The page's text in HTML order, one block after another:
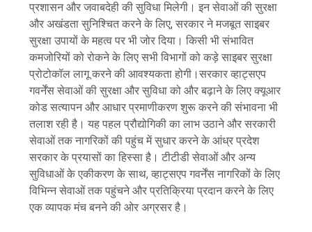
प्रशासन और जवाबदेही की सुविधा मिलेगी। इन सेवाओं की सुरक्षा
और अखंडता सुनिश्चित करने के लिए, सरकार ने मजबूत साइबर
सुरक्षा उपायों के महत्व पर भी जोर दिया। किसी भी संभावित
कमजोरियों को रोकने के लिए सभी विभागों को कड़े साइबर सुरक्षा
प्रोटोकॉल लागू करने की आवश्यकता होगी।सरकार व्हाट्सएप
गवर्नेंस सेवाओं की सुरक्षा और सुविधा को और बढ़ाने के लिए क्यूआर
कोड सत्यापन और आधार प्रमाणीकरण शुरू करने की संभावना भी
तलाश रही है। यह पहल प्रौद्योगिकी का लाभ उठाने और सरकारी
सेवाओं तक नागरिकों की पहुंच में सुधार करने के आंध्र प्रदेश
सरकार के प्रयासों का हिस्सा है। टीटीडी सेवाओं और अन्य
सुविधाओं के एकीकरण के साथ, व्हाट्सएप गवर्नेंस नागरिकों के लिए
विभिन्न सेवाओं तक पहुंचने और प्रतिक्रिया प्रदान करने के लिए
एक व्यापक मंच बनने की ओर अग्रसर है।